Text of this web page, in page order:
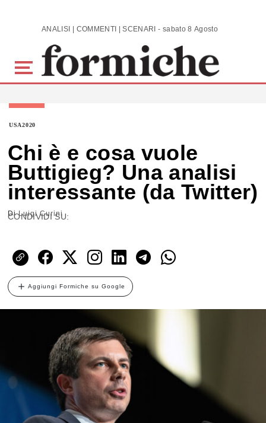
Skip to main content ANALISI | COMMENTI | SCENARI - sabato 8 Agosto 2026
USA2020
Chi è e cosa vuole
Buttigieg? Una analisi
interessante (da Twitter)
DiLuigi Curini
CONDIVIDI SU:
Aggiungi Formiche su Google